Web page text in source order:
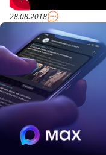
28.08.2018